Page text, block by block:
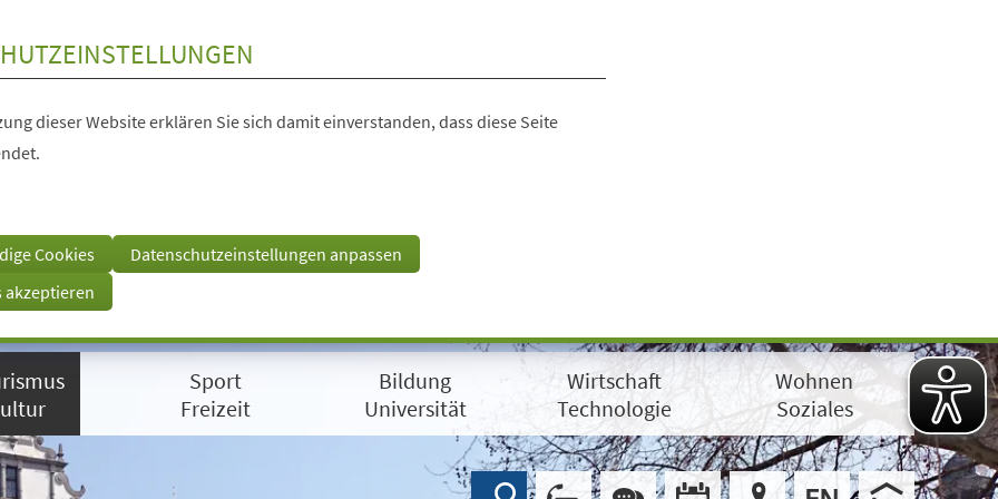
dieser Website erklären Sie sich damit einverstanden, dass diese Seite
Cookies
Datenschutzeinstellungen anpassen
akzeptieren
Sport
Freizeit
Bildung
Universität
Wirtschaft
Technologie
Wohnen
Soziales